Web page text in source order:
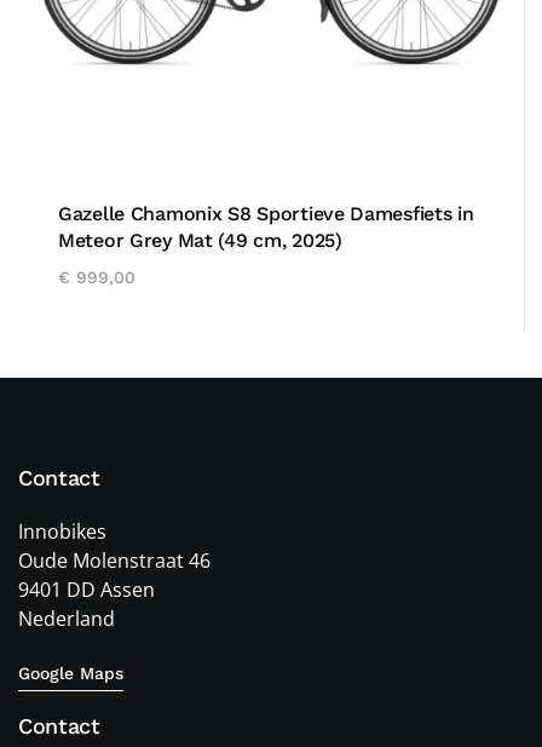
Gazelle Chamonix S8 Sportieve Damesfiets in
Meteor Grey Mat (49 cm, 2025)
€ 999,00
Contact
Innobikes
Oude Molenstraat 46
9401 DD Assen
Nederland
Google Maps
Contact